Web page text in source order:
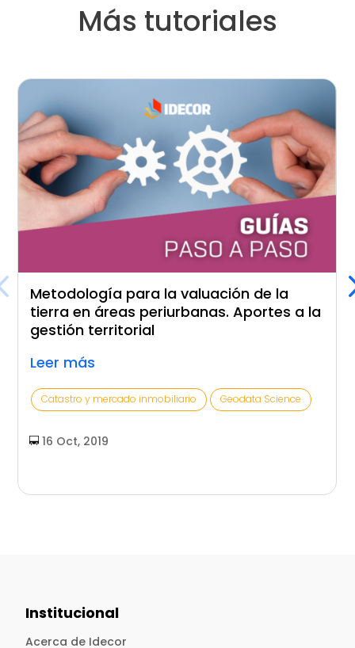
Más tutoriales
Metodología para la valuación de la
tierra en áreas periurbanas. Aportes a la
gestión territorial
Leer más
Catastro y mercado inmobiliario Geodata Science
16 Oct, 2019
Institucional
Acerca de Idecor